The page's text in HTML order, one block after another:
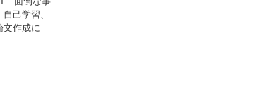
Column 4 診断群分類（ケースミックス分類）と診療情報
患者の死亡予測モデルの開発
ウトカム評価の問題点
亡率の年次推移
己学習、
文作成に